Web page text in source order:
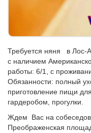
Требуется няня в Лос-
с наличием
работы: 6/1, с
Обязанности: полный
приготовление пищи
гардеробом, прогулки.
Ждем Вас на
Преображенская